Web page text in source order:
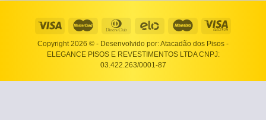
Copyright 2026 © - Desenvolvido por: Atacadão dos Pisos -
ELEGANCE PISOS E REVESTIMENTOS LTDA CNPJ:
03.422.263/0001-87